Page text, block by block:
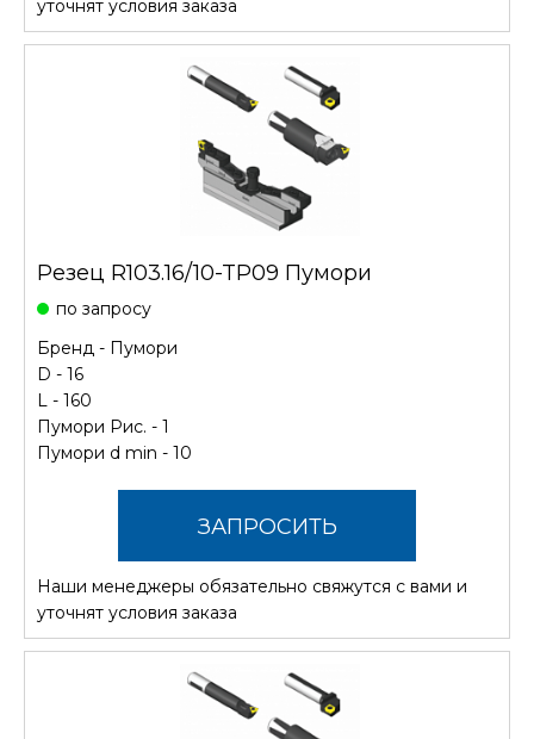
уточнят условия заказа
Резец R103.16/10-TP09 Пумори
по запросу
Бренд - Пумори
D - 16
L - 160
Пумори Рис. - 1
Пумори d min - 10
ЗАПРОСИТЬ
СТОИМОСТЬ
Наши менеджеры обязательно свяжутся с вами и
уточнят условия заказа